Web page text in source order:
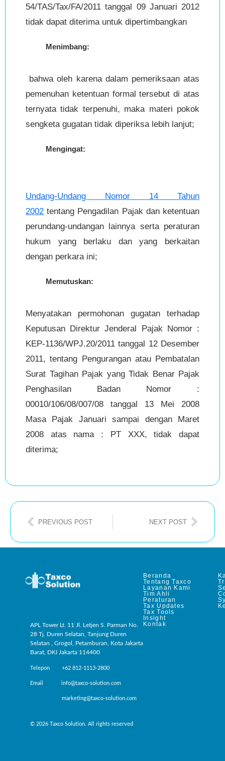
54/TAS/Tax/FA/2011 tanggal 09 Januari 2012
tidak dapat diterima untuk dipertimbangkan
Menimbang:
bahwa oleh karena dalam pemeriksaan atas
pemenuhan ketentuan formal tersebut di atas
ternyata tidak terpenuhi, maka materi pokok
sengketa gugatan tidak diperiksa lebih lanjut;
Mengingat:
Undang-Undang Nomor 14 Tahun
2002 tentang Pengadilan Pajak dan ketentuan
perundang-undangan lainnya serta peraturan
hukum yang berlaku dan yang berkaitan
dengan perkara ini;
Memutuskan:
Menyatakan permohonan gugatan terhadap
Keputusan Direktur Jenderal Pajak Nomor :
KEP-1136/WPJ.20/2011 tanggal 12 Desember
2011, tentang Pengurangan atau Pembatalan
Surat Tagihan Pajak yang Tidak Benar Pajak
Penghasilan Badan Nomor :
00010/106/08/007/08 tanggal 13 Mei 2008
Masa Pajak Januari sampai dengan Maret
2008 atas nama : PT XXX, tidak dapat
diterima;
PREVIOUS POST NEXT POST
APL Tower Lt. 11 Jl. Letjen S. Parman No.
28 Tj. Duren Selatan, Tanjung Duren
Selatan , Grogol, Petamburan, Kota Jakarta
Barat, DKI Jakarta 114400
Telepon +62 812-1113-2800
Email info@taxco-solution.com
marketing@taxco-solution.com
© 2026 Taxco Solution. All rights reserved
Beranda
Tentang Taxco
Layanan Kami
Tim Ahli
Peraturan
Tax Updates
Tax Tools
Insight
Kontak